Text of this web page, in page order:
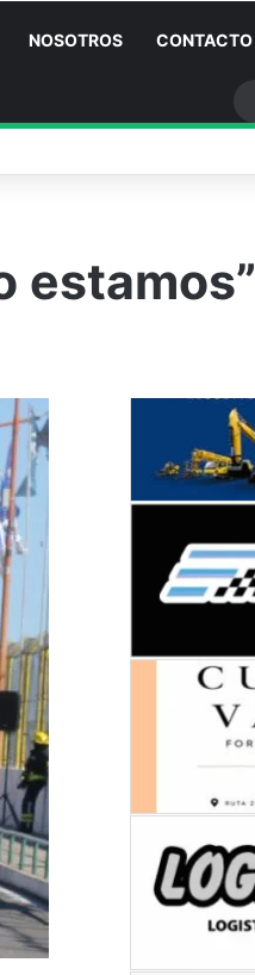
NOSOTROS CONTACTO
skin
estamos”